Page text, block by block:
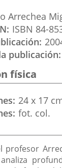
Arrechea
ISBN 84-
publicación
física
24 x 17
fot. col.
profesor